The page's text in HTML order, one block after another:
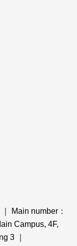
Main number：
Campus, 4F,
3 ｜